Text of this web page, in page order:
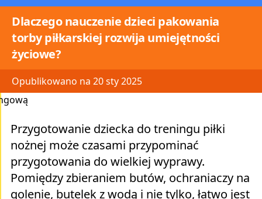
Dlaczego nauczenie dzieci pakowania
torby piłkarskiej rozwija umiejętności
życiowe?
Opublikowano na 20 sty 2025
Przygotowanie dziecka do treningu piłki
nożnej może czasami przypominać
przygotowania do wielkiej wyprawy.
Pomiędzy zbieraniem butów, ochraniaczy na
golenie, butelek z wodą i nie tylko, łatwo jest